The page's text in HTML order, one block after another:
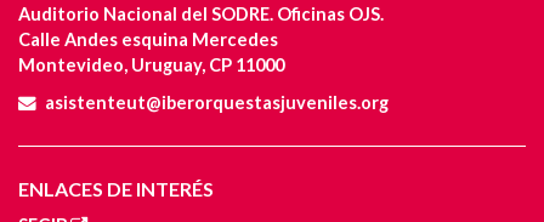
Auditorio Nacional del SODRE. Oficinas OJS.
Calle Andes esquina Mercedes
Montevideo, Uruguay, CP 11000
asistenteut@iberorquestasjuveniles.org
ENLACES DE INTERÉS